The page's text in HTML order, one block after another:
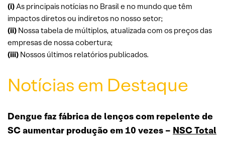
(i)As principais notícias no Brasil e no mundo que têm
impactos diretos ou indiretos no nosso setor;
(ii) Nossa tabela de múltiplos, atualizada com os preços das
empresas de nossa cobertura;
(iii) Nossos últimos relatórios publicados.
Notícias em Destaque
Dengue faz fábrica de lenços com repelente de
SC aumentar produção em 10 vezes – NSC Total